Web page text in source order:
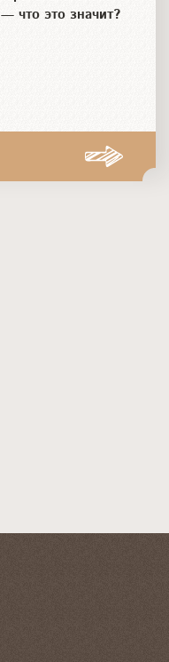
что это значит?